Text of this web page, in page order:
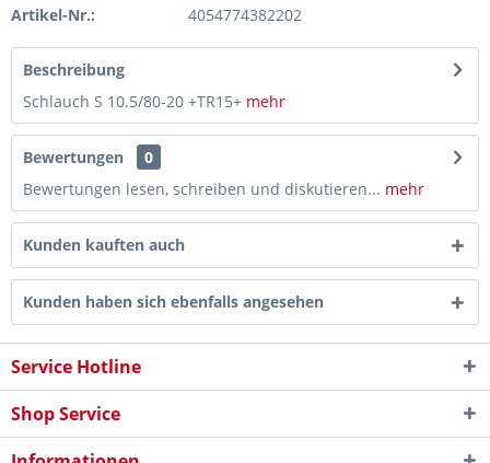
Artikel-Nr.: 4054774382202
Beschreibung
Schlauch S 10.5/80-20 +TR15+ mehr
Bewertungen
0
Bewertungen lesen, schreiben und diskutieren... mehr
Kunden kauften auch
Kunden haben sich ebenfalls angesehen
Service Hotline
Shop Service